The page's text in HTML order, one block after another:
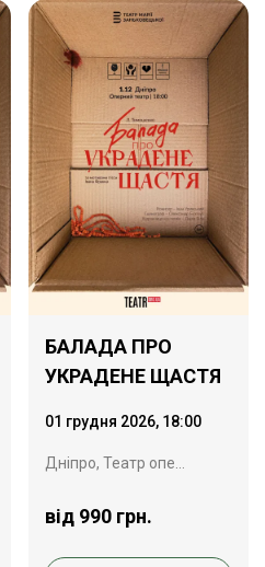
БАЛАДА ПРО
УКРАДЕНЕ ЩАСТЯ
01 грудня 2026, 18:00
від 990 грн.